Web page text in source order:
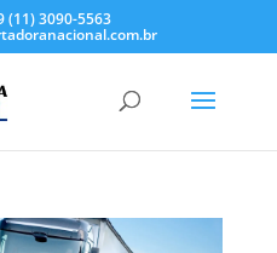
(11) 3090-5563